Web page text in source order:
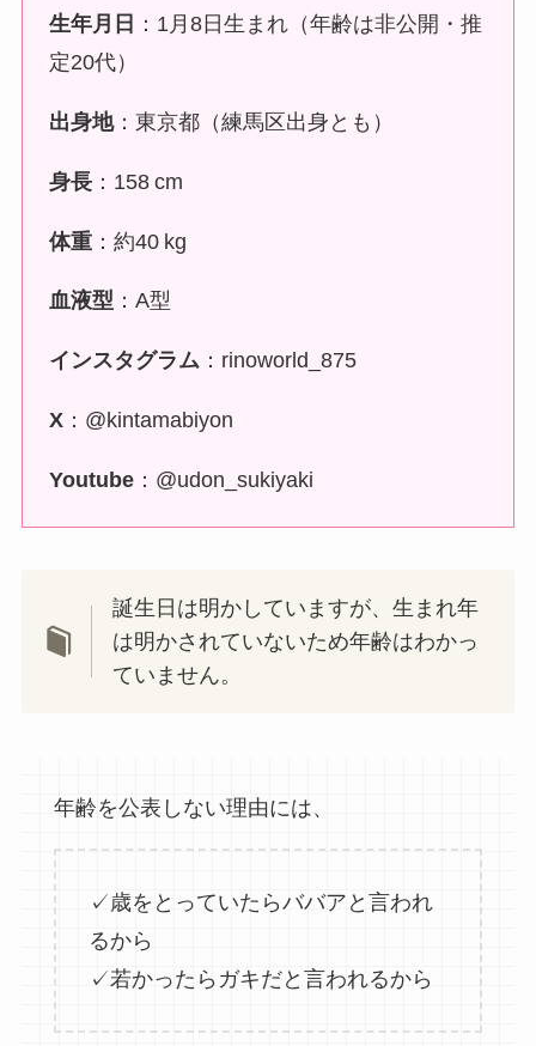
生年月日 ：1月8日生まれ（年齢は非公開・推
定20代）
出身地：東京都（練馬区出身とも）
身長 ：158 cm
体重 ：約40 kg
血液型 ：A型
インスタグラム ：rinoworld_875
X ：@kintamabiyon
Youtube ：@udon_sukiyaki
誕生日は明かしていますが、生まれ年
は明かされていないため年齢はわかっ
ていません。
年齢を公表しない理由には、
✓歳をとっていたらババアと言われ
るから
✓若かったらガキだと言われるから